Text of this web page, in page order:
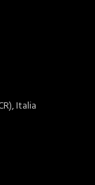
Italia